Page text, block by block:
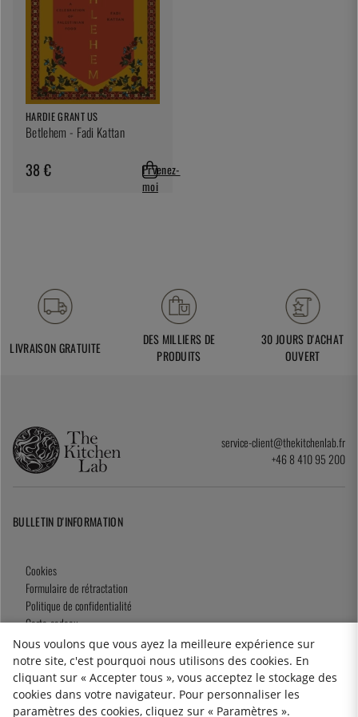
HARDIE GRANT US
Betlehem - Fadi Kattan
38 €
Prvenez-
moi
LIVRAISON GRATUITE
DES MILLIERS DE
PRODUITS
30 JOURS D'ACHAT
OUVERT
service-client@thekitchenlab.fr
+46 8 410 95 200
BULLETIN D'INFORMATION
Cookies
Formulaire de rétractation
Politique de confidentialité
Carte-cadeau
Conditions générales de Vente
2026 KitchenLab AB
Nous voulons que vous ayez la meilleure expérience sur
notre site, c'est pourquoi nous utilisons des cookies. En
cliquant sur « Accepter tous », vous acceptez le stockage des
cookies dans votre navigateur. Pour personnaliser les
paramètres des cookies, cliquez sur « Paramètres ».